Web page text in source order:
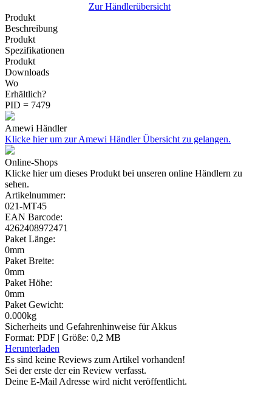
Zur Händlerübersicht
Produkt
Beschreibung
Produkt
Spezifikationen
Produkt
Downloads
Wo
Erhältlich?
PID = 7479
Amewi Händler
Klicke hier um zur Amewi Händler Übersicht zu gelangen.
Online-Shops
Klicke hier um dieses Produkt bei unseren online Händlern zu
sehen.
Artikelnummer:
021-MT45
EAN Barcode:
4262408972471
Paket Länge:
0mm
Paket Breite:
0mm
Paket Höhe:
0mm
Paket Gewicht:
0.000kg
Sicherheits und Gefahrenhinweise für Akkus
Format: PDF | Größe: 0,2 MB
Herunterladen
Es sind keine Reviews zum Artikel vorhanden!
Sei der erste der ein Review verfasst.
Deine E-Mail Adresse wird nicht veröffentlicht.